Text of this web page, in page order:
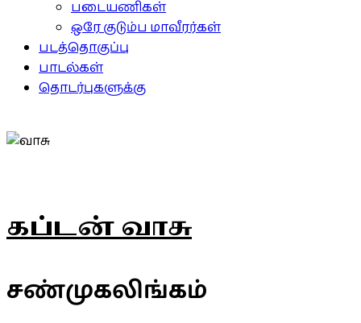
படையணிகள்
ஒரே குடும்ப மாவீரர்கள்
படத்தொகுப்பு
பாடல்கள்
தொடர்புகளுக்கு
கப்டன் வாசு
சண்முகலிங்கம்